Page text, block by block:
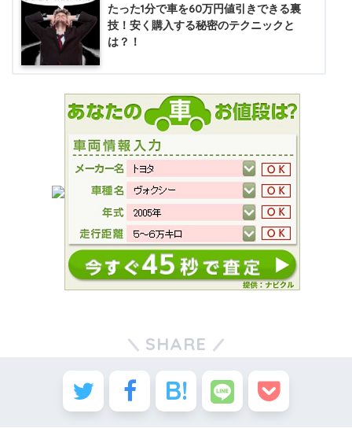
たった1分で車を60万円値引きできる裏
技！安く購入する秘密のテクニックと
は？！
SHARE